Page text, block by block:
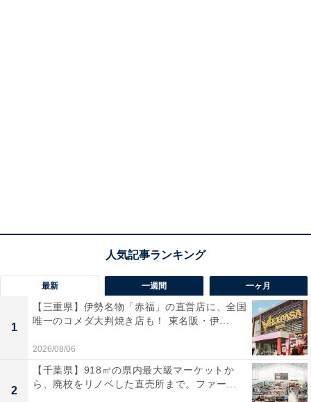
最新 一週間 一ヶ月
1
【三重県】伊勢名物「赤福」の直営店に、全国
唯一のコメダ大判焼き店も！ 東名阪・伊...
2026/08/06
2
【千葉県】918㎡の県内最大級マーケットか
ら、廃校をリノベした直売所まで。ファー...